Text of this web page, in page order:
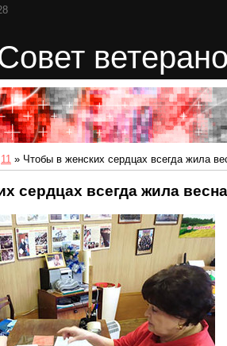
11 » Чтобы в женских сердцах всегда жила
сердцах всегда жила весна